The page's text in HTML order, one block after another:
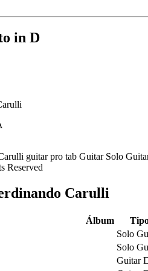
in D
Reserved
Carulli
Álbum
Solo
Solo
Guitar